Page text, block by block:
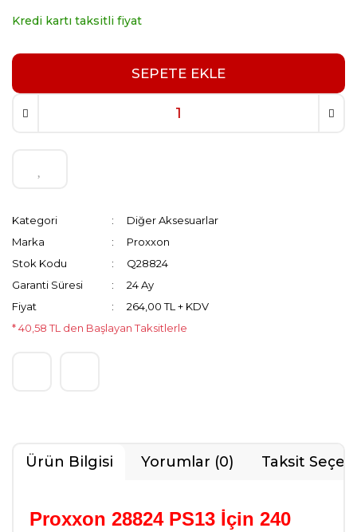
Kredi kartı taksitli fiyat
SEPETE EKLE
Kategori
Diğer Aksesuarlar
Marka
Proxxon
Stok Kodu
Q28824
Garanti Süresi
24 Ay
Fiyat
264,00 TL + KDV
* 40,58 TL den Başlayan Taksitlerle
Ürün Bilgisi Yorumlar (0) Taksit
Proxxon 28824 PS13 İçin 240